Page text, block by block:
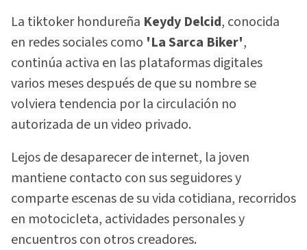
La tiktoker hondureña Keydy Delcid, conocida
en redes sociales como 'La Sarca Biker',
continúa activa en las plataformas digitales
varios meses después de que su nombre se
volviera tendencia por la circulación no
autorizada de un video privado.
Lejos de desaparecer de internet, la joven
mantiene contacto con sus seguidores y
comparte escenas de su vida cotidiana, recorridos
en motocicleta, actividades personales y
encuentros con otros creadores.